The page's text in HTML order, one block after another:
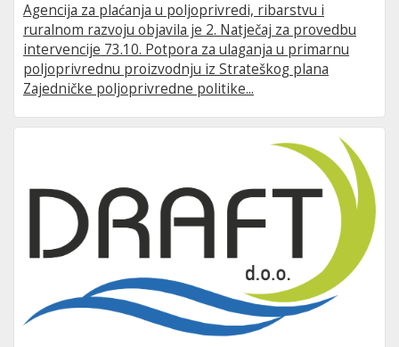
Agencija za plaćanja u poljoprivredi, ribarstvu i
ruralnom razvoju objavila je 2. Natječaj za provedbu
intervencije 73.10. Potpora za ulaganja u primarnu
poljoprivrednu proizvodnju iz Strateškog plana
Zajedničke poljoprivredne politike...